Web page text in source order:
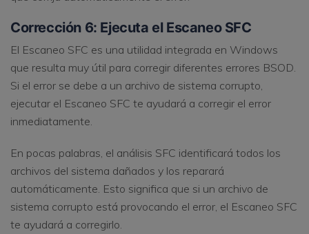
Corrección 6: Ejecuta el Escaneo SFC
El Escaneo SFC es una utilidad integrada en Windows
que resulta muy útil para corregir diferentes errores BSOD.
Si el error se debe a un archivo de sistema corrupto,
ejecutar el Escaneo SFC te ayudará a corregir el error
inmediatamente.
En pocas palabras, el análisis SFC identificará todos los
archivos del sistema dañados y los reparará
automáticamente. Esto significa que si un archivo de
sistema corrupto está provocando el error, el Escaneo SFC
te ayudará a corregirlo.